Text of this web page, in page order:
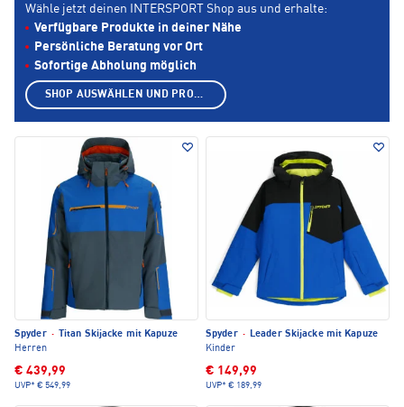
Spyder ·
Titan Skijacke mit Kapuze
Herren
€ 439,99
UVP* € 549,99
Spyder · Leader Skijacke mit Kapuze
Kinder
€ 149,99
UVP* € 189,99
Wähle jetzt deinen INTERSPORT Shop aus und erhalte:
Verfügbare Produkte in deiner Nähe
Persönliche Beratung vor Ort
Sofortige Abholung möglich
SHOP AUSWÄHLEN UND PRODUKTE ANZEIGEN